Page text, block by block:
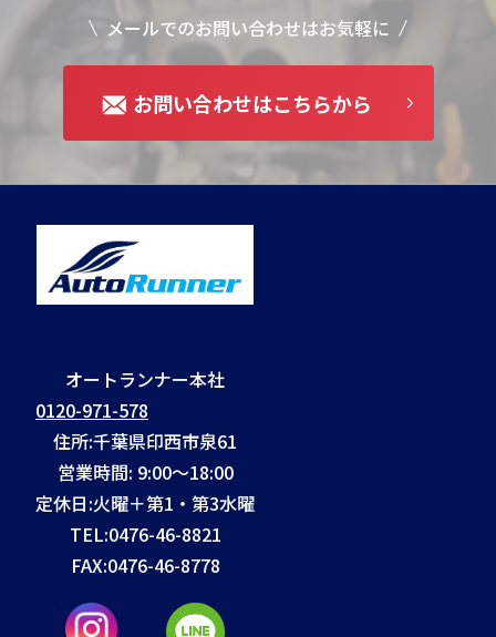
メールでのお問い合わせはお気軽に
お問い合わせはこちらから
オートランナー本社
0120-971-578
住所:千葉県印西市泉61
営業時間: 9:00～18:00
定休日:火曜＋第1・第3水曜
TEL:0476-46-8821
FAX:0476-46-8778